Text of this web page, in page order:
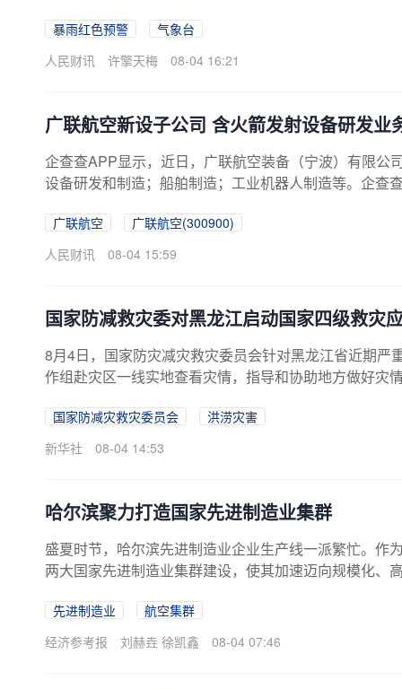
暴雨红色预警
气象台
人民财讯
许擎天梅 08-04 16:21
广联航空新设子公司 含火箭发射设备研发业
企查查APP显示，近日，广联航空装备（宁波）有限公
设备研发和制造；船舶制造；工业机器人制造等。企查
广联航空
广联航空(300900)
人民财讯
08-04 15:59
国家防减救灾委对黑龙江启动国家四级救灾
8月4日，国家防灾减灾救灾委员会针对黑龙江省近期
作组赴灾区一线实地查看灾情，指导和协助地方做好灾
国家防减灾救灾委员会
洪涝灾害
新华社
08-04 14:53
哈尔滨聚力打造国家先进制造业集群
盛夏时节，哈尔滨先进制造业企业生产线一派繁忙。作
两大国家先进制造业集群建设，使其加速迈向规模化、
业哈飞、中国航发东安、中铝东轻为核心，广联航空、
和可靠性试飞、AC352中型多用途直升机填补国内市
先进制造业
航空集群
经济参考报
刘赫垚 徐凯鑫 08-04 07:46